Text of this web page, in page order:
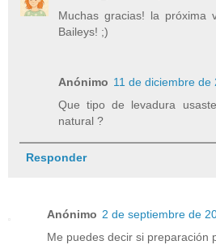
Muchas gracias! la próxima
Baileys! ;)
Anónimo 11 de diciembre de
Que tipo de levadura
natural ?
Responder
Anónimo 2 de septiembre de
Me puedes decir si preparación